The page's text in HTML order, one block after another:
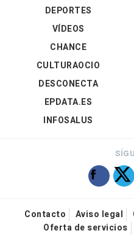
DEPORTES
VÍDEOS
CHANCE
CULTURAOCIO
DESCONECTA
EPDATA.ES
INFOSALUS
Contacto Aviso legal
Oferta de servicios